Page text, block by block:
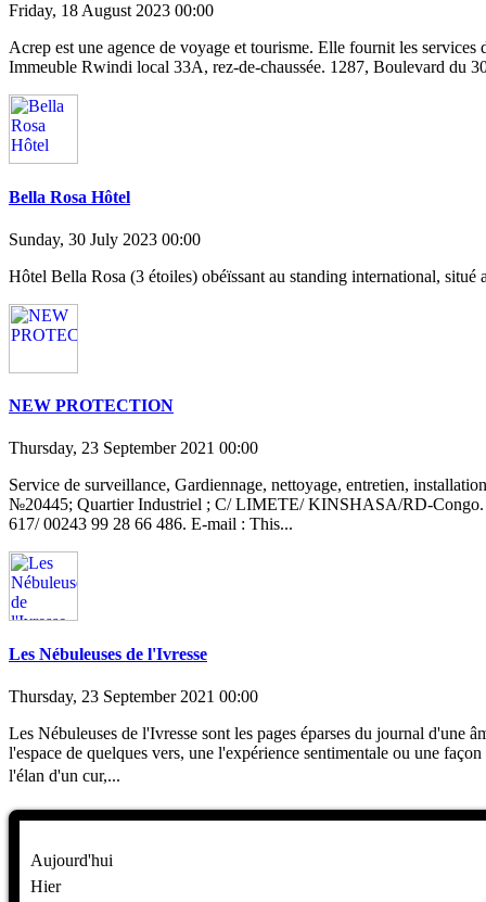
Friday, 18 August 2023 00:00
Acrep est une agence de voyage et tourisme. Elle fournit les
Immeuble Rwindi local 33A, rez-de-chaussée. 1287, Boulevard du
Bella Rosa Hôtel
Sunday, 30 July 2023 00:00
Hôtel Bella Rosa (3 étoiles) obéïssant au standing international,
NEW PROTECTION
Thursday, 23 September 2021 00:00
Service de surveillance, Gardiennage, nettoyage, entretien,
№20445; Quartier Industriel ; C/ LIMETE/ KINSHASA/RD-Congo.
617/ 00243 99 28 66 486. E-mail : This...
Les Nébuleuses de l'Ivresse
Thursday, 23 September 2021 00:00
Les Nébuleuses de l'Ivresse sont les pages éparses du journal d'une
l'espace de quelques vers, une l'expérience sentimentale ou une
l'élan d'un cur,...
Aujourd'hui
Hier